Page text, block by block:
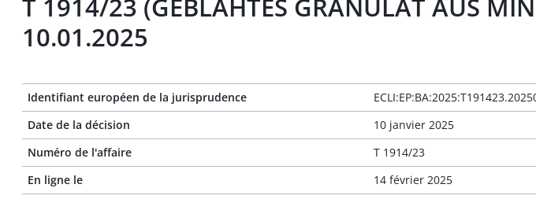
T 1914/23 (GEBLÄHTES GRANULAT AUS
10.01.2025
Identifiant européen de la jurisprudence
Date de la décision
10 janvier 2025
Numéro de l'affaire
T 1914/23
En ligne le
14 février 2025